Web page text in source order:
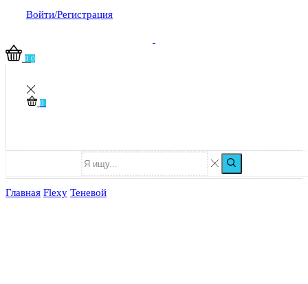
Войти/Регистрация
0 0
0
Главная Flexy Теневой